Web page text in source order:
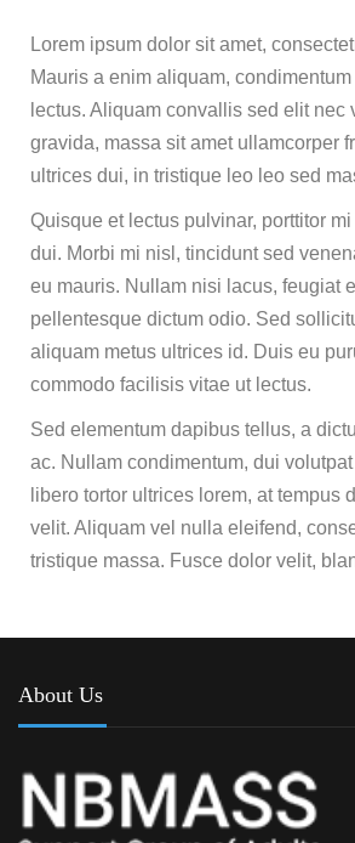
Lorem ipsum dolor sit amet,
Mauris a enim aliquam,
lectus. Aliquam convallis sed elit nec
gravida, massa sit amet ullamcorper
ultrices dui, in tristique leo leo sed
Quisque et lectus pulvinar, porttitor
dui. Morbi mi nisl, tincidunt sed
eu mauris. Nullam nisi lacus, feugiat
pellentesque dictum odio. Sed
aliquam metus ultrices id. Duis eu
commodo facilisis vitae ut lectus.
Sed elementum dapibus tellus, a
ac. Nullam condimentum, dui
libero tortor ultrices lorem, at tempus
velit. Aliquam vel nulla eleifend,
tristique massa. Fusce dolor velit,
About Us